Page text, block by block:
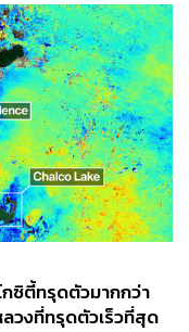
ซิตี้ทรุดตัวมากกว่า
วงที่ทรุดตัวเร็วที่สุด